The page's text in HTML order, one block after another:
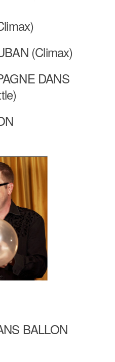
(Climax)
DANS
BALLON